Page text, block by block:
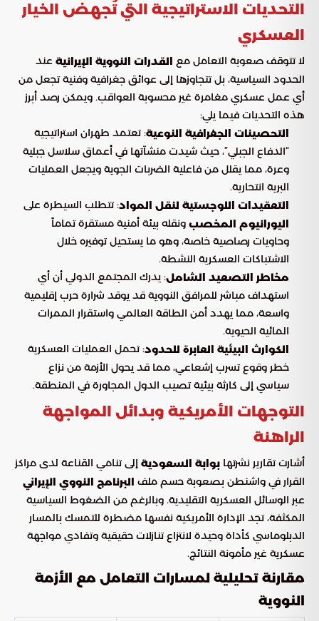
التحديات الاستراتيجية التي تُجهض الخيار
العسكري
لا تتوقف صعوبة التعامل مع القدرات النووية الإيرانية عند
الحدود السياسية، بل تتجاوزها إلى عوائق جغرافية وفنية تجعل من
أي عمل عسكري مغامرة غير محسوبة العواقب. ويمكن رصد أبرز
هذه التحديات فيما يلي:
التحصينات الجغرافية النوعية: تعتمد طهران استراتيجية
“الدفاع الجبلي”، حيث شيدت منشآتها في أعماق سلاسل جبلية
وعرة، مما يقلل من فاعلية الضربات الجوية ويجعل العمليات
البرية انتحارية.
التعقيدات اللوجستية لنقل المواد: تتطلب السيطرة على
اليورانيوم المخصب ونقله بيئة أمنية مستقرة تماماً
وحاويات رصاصية خاصة، وهو ما يستحيل توفيره خلال
الاشتباكات العسكرية النشطة.
مخاطر التصعيد الشامل: يدرك المجتمع الدولي أن أي
استهداف مباشر للمرافق النووية قد يوقد شرارة حرب إقليمية
واسعة، مما يهدد أمن الطاقة العالمي واستقرار الممرات
المائية الحيوية.
الكوارث البيئية العابرة للحدود: تحمل العمليات العسكرية
خطر وقوع تسرب إشعاعي، مما قد يحول الأزمة من نزاع
سياسي إلى كارثة بيئية تصيب الدول المجاورة في المنطقة.
التوجهات الأمريكية وبدائل المواجهة
الراهنة
أشارت تقارير نشرتها بوابة السعودية إلى تنامي القناعة لدى مراكز
القرار في واشنطن بصعوبة حسم ملف البرنامج النووي الإيراني
عبر الوسائل العسكرية التقليدية. وبالرغم من الضغوط السياسية
المكثفة، تجد الإدارة الأمريكية نفسها مضطرة للتمسك بالمسار
الدبلوماسي كأداة وحيدة لانتزاع تنازلات حقيقية وتفادي مواجهة
عسكرية غير مأمونة النتائج.
مقارنة تحليلية لمسارات التعامل مع الأزمة
النووية